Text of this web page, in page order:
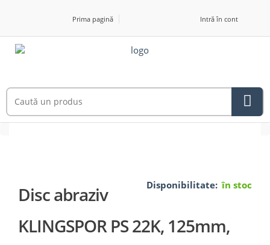
Prima pagină Intră în cont
Disponibilitate: în stoc
Disc abraziv
KLINGSPOR PS 22K, 125mm,